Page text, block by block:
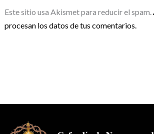
Este sitio usa Akismet para reducir el spam.
procesan los datos de tus comentarios.